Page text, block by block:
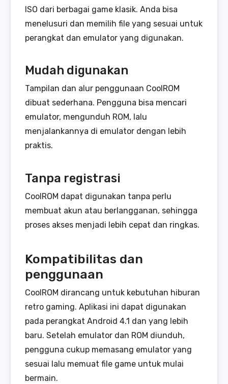
ISO dari berbagai game klasik. Anda bisa
menelusuri dan memilih file yang sesuai untuk
perangkat dan emulator yang digunakan.
Mudah digunakan
Tampilan dan alur penggunaan CoolROM
dibuat sederhana. Pengguna bisa mencari
emulator, mengunduh ROM, lalu
menjalankannya di emulator dengan lebih
praktis.
Tanpa registrasi
CoolROM dapat digunakan tanpa perlu
membuat akun atau berlangganan, sehingga
proses akses menjadi lebih cepat dan ringkas.
Kompatibilitas dan
penggunaan
CoolROM dirancang untuk kebutuhan hiburan
retro gaming. Aplikasi ini dapat digunakan
pada perangkat Android 4.1 dan yang lebih
baru. Setelah emulator dan ROM diunduh,
pengguna cukup memasang emulator yang
sesuai lalu memuat file game untuk mulai
bermain.